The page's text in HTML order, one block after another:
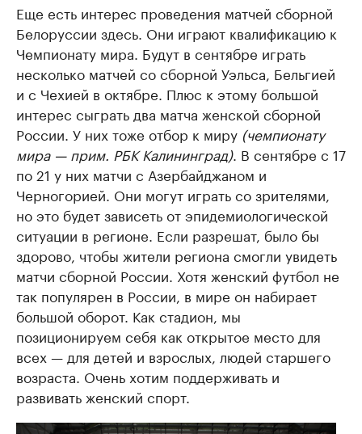
Еще есть интерес проведения матчей сборной
Белоруссии здесь. Они играют квалификацию к
Чемпионату мира. Будут в сентябре играть
несколько матчей со сборной Уэльса, Бельгией
и с Чехией в октябре. Плюс к этому большой
интерес сыграть два матча женской сборной
России. У них тоже отбор к миру (чемпионату
мира — прим. РБК Калининград). В сентябре с 17
по 21 у них матчи с Азербайджаном и
Черногорией. Они могут играть со зрителями,
но это будет зависеть от эпидемиологической
ситуации в регионе. Если разрешат, было бы
здорово, чтобы жители региона смогли увидеть
матчи сборной России. Хотя женский футбол не
так популярен в России, в мире он набирает
большой оборот. Как стадион, мы
позиционируем себя как открытое место для
всех — для детей и взрослых, людей старшего
возраста. Очень хотим поддерживать и
развивать женский спорт.